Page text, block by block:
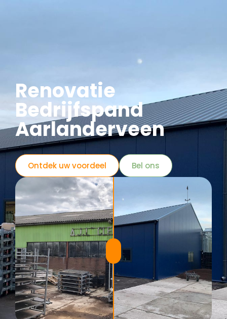
Renovatie
Bedrijfspand
Aarlanderveen
Ontdek uw voordeel Bel ons